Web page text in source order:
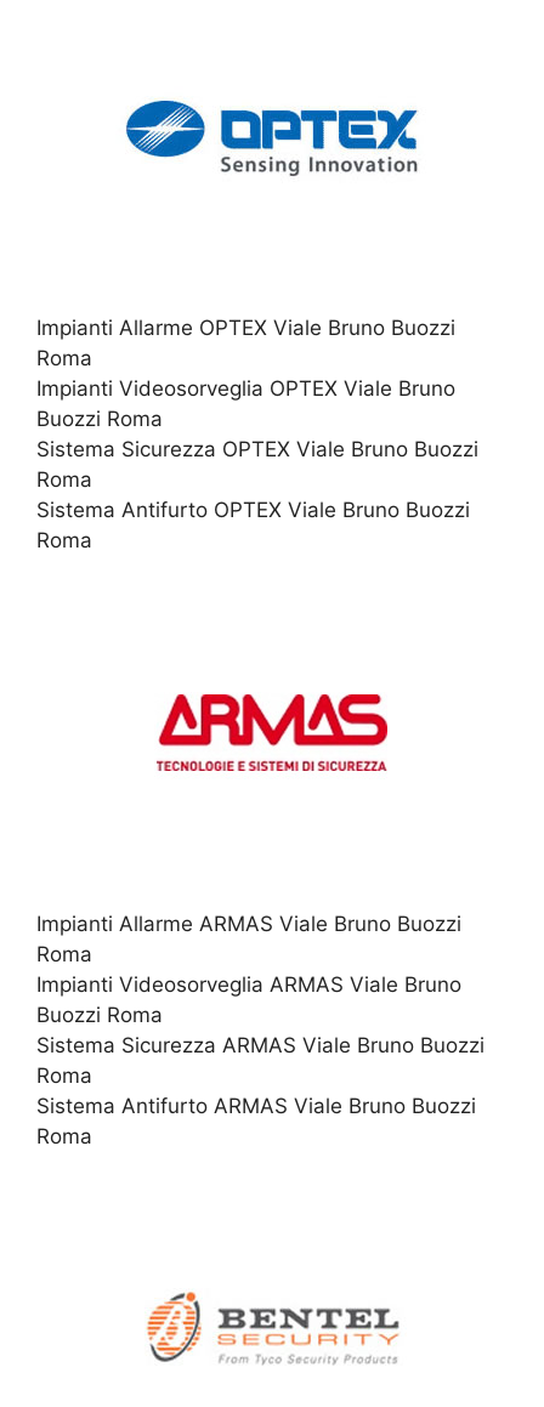
Impianti Allarme OPTEX Viale Bruno Buozzi
Roma
Impianti Videosorveglia OPTEX Viale Bruno
Buozzi Roma
Sistema Sicurezza OPTEX Viale Bruno Buozzi
Roma
Sistema Antifurto OPTEX Viale Bruno Buozzi
Roma
Impianti Allarme ARMAS Viale Bruno Buozzi
Roma
Impianti Videosorveglia ARMAS Viale Bruno
Buozzi Roma
Sistema Sicurezza ARMAS Viale Bruno Buozzi
Roma
Sistema Antifurto ARMAS Viale Bruno Buozzi
Roma